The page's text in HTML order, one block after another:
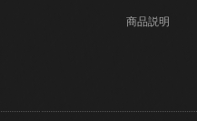
商品説明